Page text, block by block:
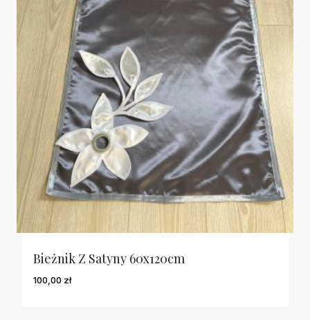
Bieżnik Z Satyny 60x120cm
100,00 zł